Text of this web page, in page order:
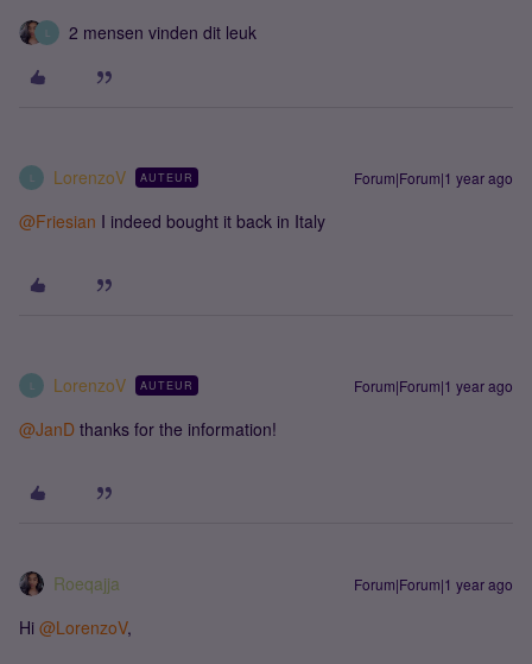
2 mensen vinden dit leuk
LorenzoV AUTEUR Forum|Forum|1 year ago
@Friesian I indeed bought it back in Italy
LorenzoV AUTEUR Forum|Forum|1 year ago
@JanD thanks for the information!
Roeqajja Forum|Forum|1 year ago
Hi ​ @LorenzoV,